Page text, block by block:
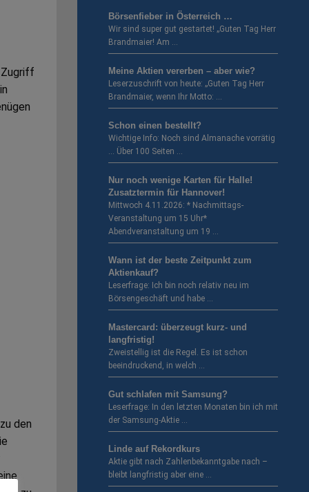
Zugriff
den
Börsenfieber in Österreich …
Wir sind super gut gestartet! „Guten Tag Herr
Brandmaier! Am …
Meine Aktien vererben – aber wie?
Leserzuschrift von heute: „Guten Tag Herr
Brandmaier, wenn Ihr Motto: …
Schon einen bestellt?
Wichtige Info: Noch sind Almanache vorrätig
… Über 100 Seiten …
Nur noch wenige Karten für Halle!
Zusatztermin für Hannover!
Mittwoch 4.11.2026: * Nachmittags-
Veranstaltung um 15 Uhr*
Abendveranstaltung um 19 …
Wann ist der beste Zeitpunkt zum
Aktienkauf?
Leserfrage: Ich bin noch relativ neu im
Börsengeschäft und habe …
Mastercard: überzeugt kurz- und
langfristig!
Zweistellig ist die Regel. Es ist schon
beeindruckend, in welch …
Gut schlafen mit Samsung?
Leserfrage: In den letzten Monaten bin ich mit
der Samsung-Aktie …
Linde auf Rekordkurs
Aktie gibt nach Zahlenbekanntgabe nach –
bleibt langfristig aber eine …